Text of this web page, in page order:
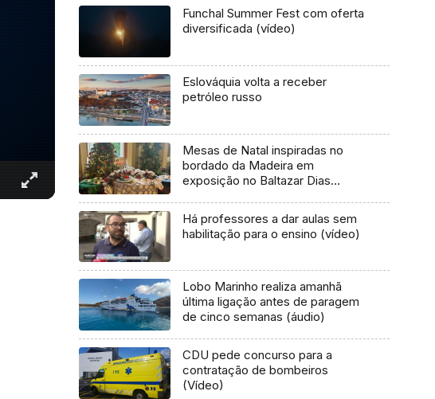
Funchal Summer Fest com oferta
diversificada (vídeo)
Eslováquia volta a receber
petróleo russo
Mesas de Natal inspiradas no
bordado da Madeira em
exposição no Baltazar Dias
Há professores a dar aulas sem
habilitação para o ensino (vídeo)
Lobo Marinho realiza amanhã
última ligação antes de paragem
de cinco semanas (áudio)
CDU pede concurso para a
contratação de bombeiros
(Vídeo)